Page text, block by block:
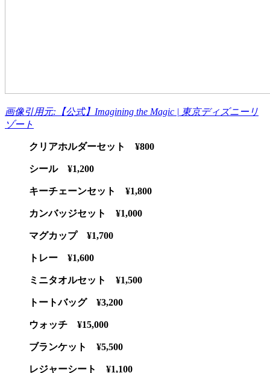
画像引用元:【公式】Imagining the Magic | 東京ディズニーリ
ゾート
クリアホルダーセット ¥800
シール ¥1,200
キーチェーンセット ¥1,800
カンバッジセット ¥1,000
マグカップ ¥1,700
トレー ¥1,600
ミニタオルセット ¥1,500
トートバッグ ¥3,200
ウォッチ ¥15,000
ブランケット ¥5,500
レジャーシート ¥1,100